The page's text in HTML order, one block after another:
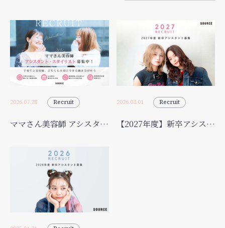
2026.07.28 Recruit
ママさん美容師 アシスタント・スタイリスト募集中✨
2026.03.01 Recruit
【2027年度】新卒アシスタント募集開始